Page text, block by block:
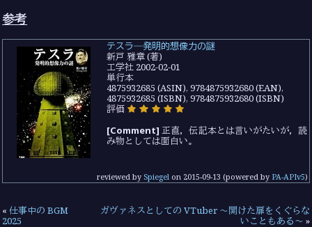
参考
テスラ―発明的想像力の謎
新戸 雅章 (著)
工学社 2002-02-01
単行本
4875932685 (ASIN), 9784875932680 (EAN),
4875932685 (ISBN), 9784875932680 (ISBN)
評価
[Comment] 正直，伝記本とは言いがたいが，読
み物としては面白い。
reviewed by Spiegelon 2015-09-13 (powered by PA-APIv5)
«仕事中の BGM
2025
ガヴァネスとしての VTuber 〜開けた扉をくぐらな
いこともある〜 »